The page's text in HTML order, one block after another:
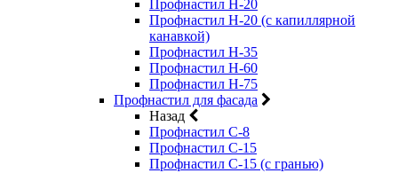
Профнастил Н-20
Профнастил Н-20 (с капиллярной
канавкой)
Профнастил Н-35
Профнастил Н-60
Профнастил Н-75
Профнастил для фасада
Назад
Профнастил С-8
Профнастил С-15
Профнастил С-15 (с гранью)